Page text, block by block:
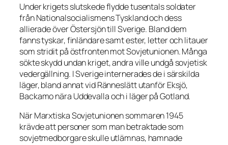
Under krigets slutskede flydde tusentals soldater
från Nationalsocialismens Tyskland och dess
allierade över Östersjön till Sverige. Bland dem
fanns tyskar, finländare samt ester, letter och litauer
som stridit på östfronten mot Sovjetunionen. Många
sökte skydd undan kriget, andra ville undgå sovjetisk
vedergällning. I Sverige internerades de i särskilda
läger, bland annat vid Ränneslätt utanför Eksjö,
Backamo nära Uddevalla och i läger på Gotland.
När Marxtiska Sovjetunionen sommaren 1945
krävde att personer som man betraktade som
sovjetmedborgare skulle utlämnas, hamnade